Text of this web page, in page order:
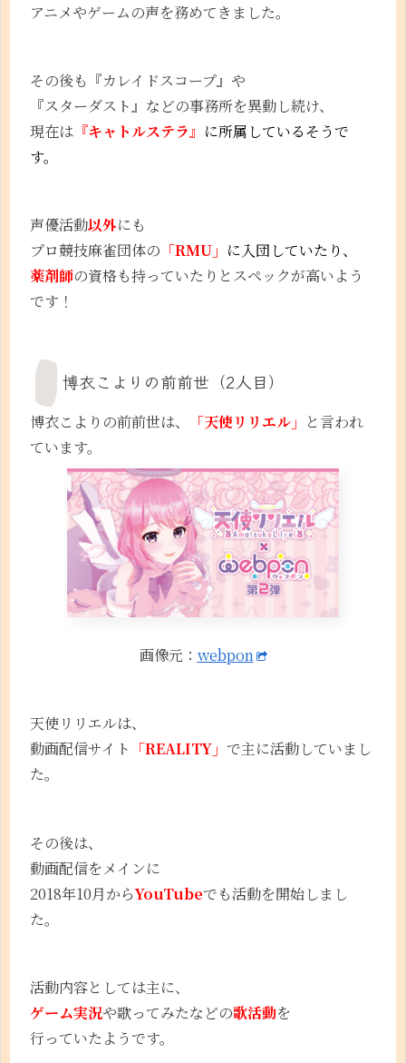
アニメやゲームの声を務めてきました。
その後も『カレイドスコープ』や
『スターダスト』などの事務所を異動し続け、
現在は 『キャトルステラ』 に所属しているそうで
す。
声優活動以外にも
プロ競技麻雀団体の 「RMU」 に入団していたり、
薬剤師の資格も持っていたりとスペックが高いよう
です！
博衣こよりの前前世（2人目）
博衣こよりの前前世は、 「天使リリエル」 と言われ
ています。
画像元： webpon
天使リリエルは、
動画配信サイト 「REALITY」 で主に活動していまし
た。
その後は、
動画配信をメインに
2018年10月からYouTubeでも活動を開始しまし
た。
活動内容としては主に、
ゲーム実況や歌ってみたなどの歌活動を
行っていたようです。